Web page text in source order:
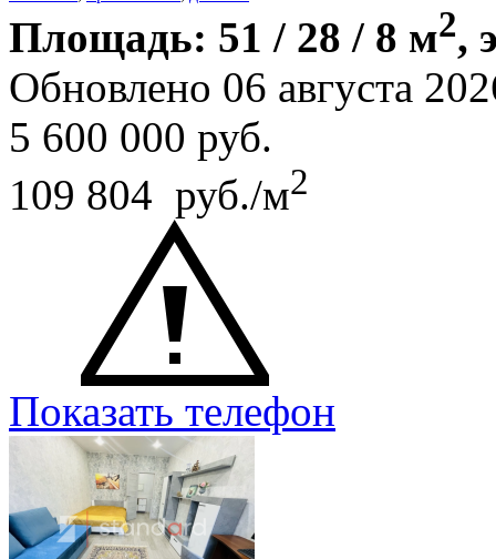
Площадь: 51 / 28 / 8 м2,
Обновлено 06 августа
5 600 000 руб.
109 804 руб./м2
Показать телефон